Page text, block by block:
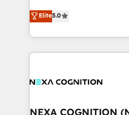
HubSpot Data System
to HubSpot New lead
New Zealand, and
potential through
implementation. And we deliver best practice across
the whole HubSpot
all businesses, from
the world. Our human approach to digital
Elite5.0
NEXA COGNITION